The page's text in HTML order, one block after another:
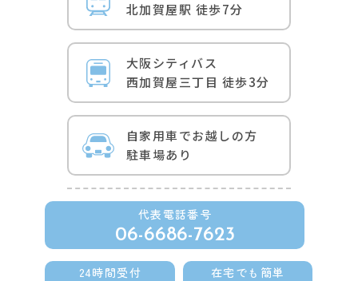
北加賀屋駅 徒歩7分
⼤阪シティバス
⻄加賀屋三丁⽬ 徒歩3分
自家用車でお越しの方
駐車場あり
代表電話番号
06-6686-7623
24時間受付 在宅でも簡単